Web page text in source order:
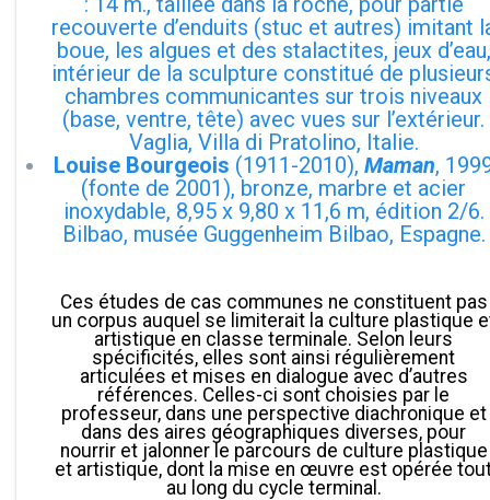
recouverte d’enduits (stuc et autres) imitant
boue, les algues et des stalactites, jeux d’eau,
intérieur de la sculpture constitué de
chambres communicantes sur trois niveaux
(base, ventre, tête) avec vues sur l’extérieur.
Vaglia, Villa di Pratolino, Italie.
Louise Bourgeois (1911-2010), Maman,
(fonte de 2001), bronze, marbre et acier
inoxydable, 8,95 x 9,80 x 11,6 m, édition 2/6.
Bilbao, musée Guggenheim Bilbao, Espagne.
Ces études de cas communes ne constituent pas
un corpus auquel se limiterait la culture plastique
artistique en classe terminale. Selon leurs
spécificités, elles sont ainsi régulièrement
articulées et mises en dialogue avec d’autres
références. Celles-ci sont choisies par le
professeur, dans une perspective diachronique et
dans des aires géographiques diverses, pour
nourrir et jalonner le parcours de culture plastique
et artistique, dont la mise en œuvre est opérée
au long du cycle terminal.